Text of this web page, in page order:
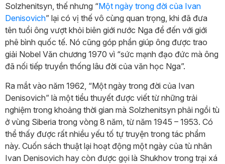
Solzhenitsyn, thế nhưng “Một ngày trong đời của Ivan
Denisovich” lại có vị thế vô cùng quan trọng, khi đã đưa
tên tuổi ông vượt khỏi biên giới nước Nga để đến với giới
phê bình quốc tế. Nó cũng góp phần giúp ông được trao
giải Nobel Văn chương 1970 vì “sức mạnh đạo đức mà ông
đã nối tiếp truyền thống lâu đời của văn học Nga”.
Ra mắt vào năm 1962, “Một ngày trong đời của Ivan
Denisovich” là một tiểu thuyết được viết từ những trải
nghiệm trong khoảng thời gian mà Solzhenitsyn phải ngồi tù
ở vùng Siberia trong vòng 8 năm, từ năm 1945 – 1953. Có
thể thấy được rất nhiều yếu tố tự truyện trong tác phẩm
này. Cuốn sách thuật lại hoạt động một ngày của tù nhân
Ivan Denisovich hay còn được gọi là Shukhov trong trại xá